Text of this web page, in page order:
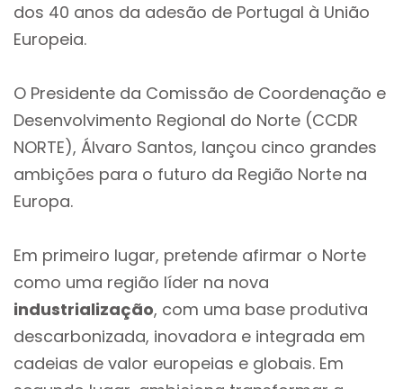
dos 40 anos da adesão de Portugal à União
Europeia.
O Presidente da Comissão de Coordenação e
Desenvolvimento Regional do Norte (CCDR
NORTE), Álvaro Santos, lançou cinco grandes
ambições para o futuro da Região Norte na
Europa.
Em primeiro lugar, pretende afirmar o Norte
como uma região líder na nova
industrialização, com uma base produtiva
descarbonizada, inovadora e integrada em
cadeias de valor europeias e globais. Em